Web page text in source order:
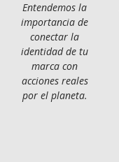
Entendemos la
importancia de
conectar la
identidad de tu
marca con
acciones reales
por el planeta.